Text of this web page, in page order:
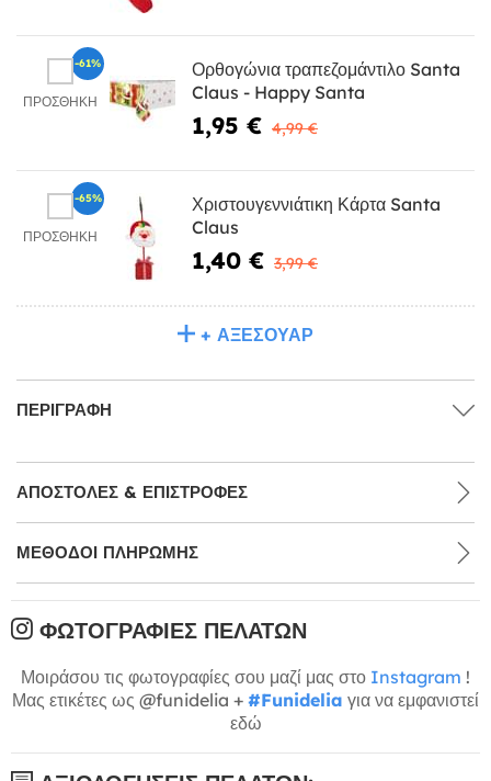
ΠΡΟΣΘΉΚΗ
Ορθογώνια τραπεζομάντιλο Santa
Claus - Happy Santa
1,95 € 4,99 €
-61%
ΠΡΟΣΘΉΚΗ
Χριστουγεννιάτικη Κάρτα Santa
Claus
1,40 € 3,99 €
-65%
+ ΑΞΕΣΟΥΆΡ
ΠΕΡΙΓΡΑΦΉ
ΑΠΟΣΤΟΛΈΣ & ΕΠΙΣΤΡΟΦΈΣ
ΜΕΘΌΔΟΙ ΠΛΗΡΩΜΉΣ
ΦΩΤΟΓΡΑΦΊΕΣ ΠΕΛΑΤΏΝ
Μοιράσου τις φωτογραφίες σου μαζί μας στο Instagram !
Μας ετικέτες ως @funidelia + #Funidelia για να εμφανιστεί
εδώ